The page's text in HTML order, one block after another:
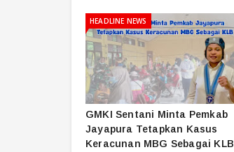
HEADLINE NEWS
GMKI Sentani Minta Pemkab
Jayapura Tetapkan Kasus
Keracunan MBG Sebagai KLB